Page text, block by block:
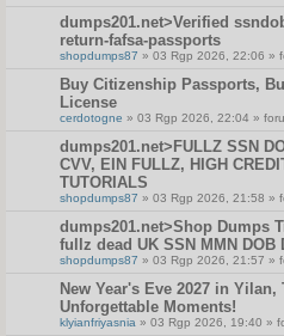
dumps201.net>Verified
return-fafsa-passports
shopdumps87 » 03 Rgp 2026, 22:06 »
Buy Citizenship Passports,
License
cerdotogne » 03 Rgp 2026, 22:04 »
dumps201.net>FULLZ SSN
CVV, EIN FULLZ, HIGH
TUTORIALS
shopdumps87 » 03 Rgp 2026, 21:58 »
dumps201.net>Shop Dumps
fullz dead UK SSN MMN DOB
shopdumps87 » 03 Rgp 2026, 21:57 »
New Year's Eve 2027 in
Unforgettable Moments!
klyianfriyasnia » 03 Rgp 2026, 19:40 »